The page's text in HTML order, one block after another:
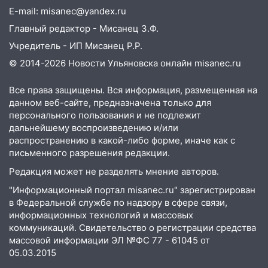
16:12 Едва не перерезал горло: в
Вешкайме посиделки с судимым
знакомым закончились для женщины
больницей
16:06 18-летняя девушка без прав
перевернулась на мопеде и попала в
больницу
15:59 Ульяновец отдал более 14
миллионов рублей за криминальное
покровительство
15:32
На «кольце» кроссовер сбил 18-
летнего мопедиста
15:00 В Ульяновске после тройного ДТП
госпитализировали 25-летнего байкера
14:32
На Ульяновскую область
надвигается жара
E-mail: misanec@yandex.ru
Главный редактор - Мисанец З.Ф.
Учредитель - ИП Мисанец Р.Р.
© 2014-2026 Новости Ульяновска онлайн misanec.ru
Все права защищены. Вся информация, размещенная на
данном веб-сайте, предназначена только для
персонального пользования и не подлежит
дальнейшему воспроизведению и/или
распространению в какой-либо форме, иначе как с
письменного разрешения редакции.
Редакция может не разделять мнение авторов.
"Информационный портал misanec.ru" зарегистрирован
в Федеральной службе по надзору в сфере связи,
информационных технологий и массовых
коммуникаций. Свидетельство о регистрации средства
массовой информации ЭЛ №ФС 77 - 61045 от
05.03.2015